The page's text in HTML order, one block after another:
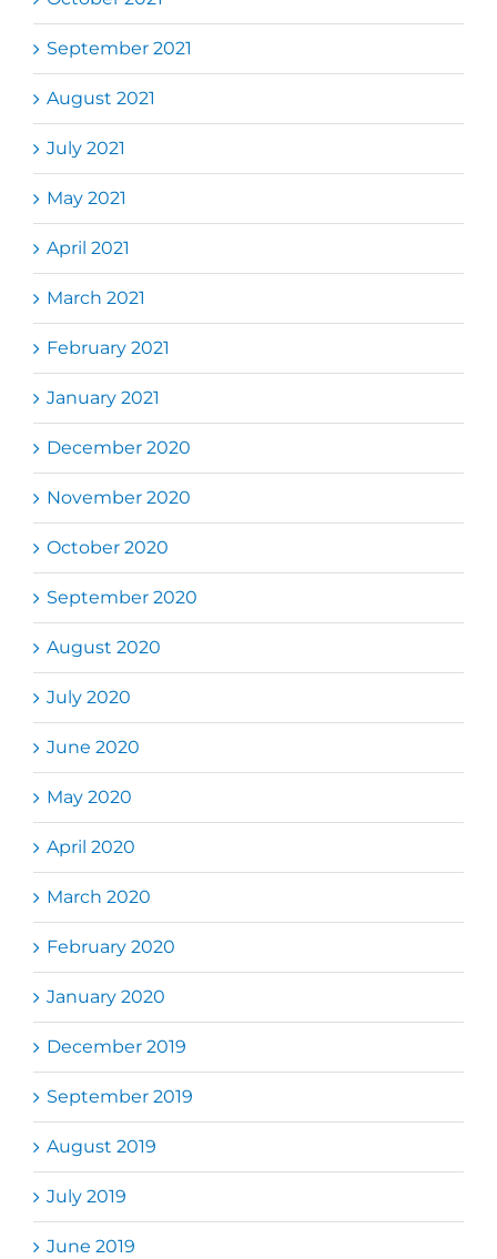
September 2021
August 2021
July 2021
May 2021
April 2021
March 2021
February 2021
January 2021
December 2020
November 2020
October 2020
September 2020
August 2020
July 2020
June 2020
May 2020
April 2020
March 2020
February 2020
January 2020
December 2019
September 2019
August 2019
July 2019
June 2019